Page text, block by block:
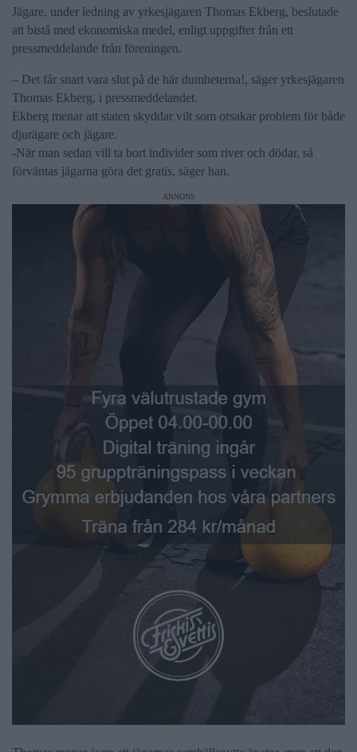
Jägare, under ledning av yrkesjägaren Thomas Ekberg, beslutade
att bistå med ekonomiska medel, enligt uppgifter från ett
pressmeddelande från föreningen.
– Det får snart vara slut på de här dumheterna!, säger yrkesjägaren
Thomas Ekberg, i pressmeddelandet.
Ekberg menar att staten skyddar vilt som orsakar problem för både
djurägare och jägare.
-När man sedan vill ta bort individer som river och dödar, så
förväntas jägarna göra det gratis, säger han.
ANNONS